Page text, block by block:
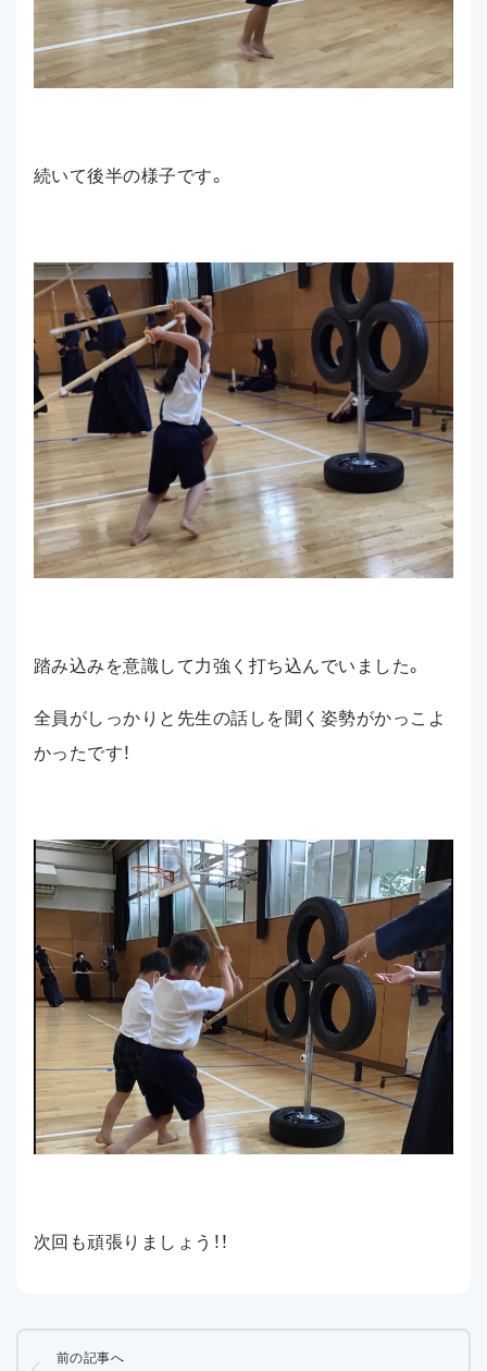
続いて後半の様子です。
踏み込みを意識して力強く打ち込んでいました。
全員がしっかりと先生の話しを聞く姿勢がかっこよ
かったです！
次回も頑張りましょう！！
前の記事へ